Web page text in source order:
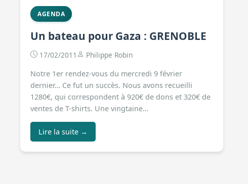
AGENDA
Un bateau pour Gaza : GRENOBLE
17/02/2011
Philippe Robin
Notre 1er rendez-vous du mercredi 9 février
dernier… Ce fut un succès. Nous avons recueilli
1280€, qui correspondent à 920€ de dons et 320€ de
ventes de T-shirts. Une vingtaine…
Lire la suite →